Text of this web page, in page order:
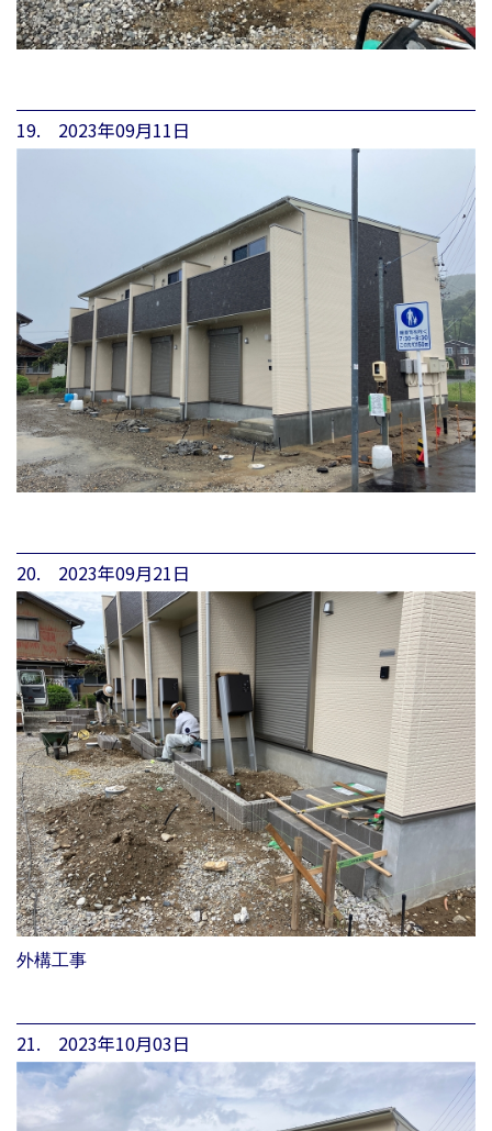
19. 2023年09月11日
20. 2023年09月21日
外構工事
21. 2023年10月03日